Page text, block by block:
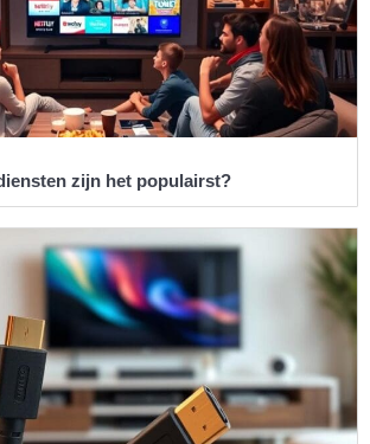
zijn het populairst?